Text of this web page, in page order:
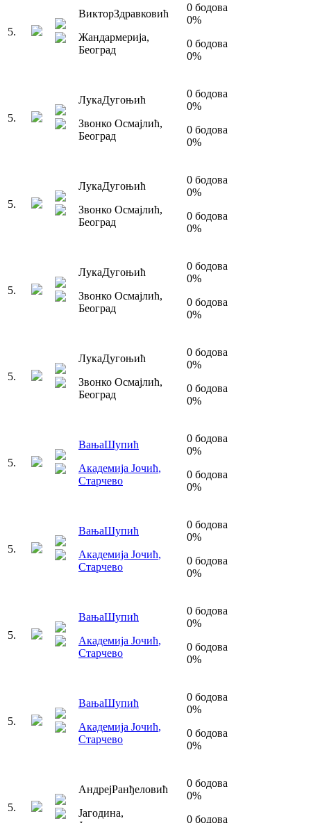
5.
ВикторЗдравковић
Жандармерија,
Београд
0 бодова
0%
0 бодова
0%
5.
ЛукаДугоњић
Звонко Осмајлић,
Београд
0 бодова
0%
0 бодова
0%
5.
ЛукаДугоњић
Звонко Осмајлић,
Београд
0 бодова
0%
0 бодова
0%
5.
ЛукаДугоњић
Звонко Осмајлић,
Београд
0 бодова
0%
0 бодова
0%
5.
ЛукаДугоњић
Звонко Осмајлић,
Београд
0 бодова
0%
0 бодова
0%
5.
ВањаШупић
Академија Јочић,
Старчево
0 бодова
0%
0 бодова
0%
5.
ВањаШупић
Академија Јочић,
Старчево
0 бодова
0%
0 бодова
0%
5.
ВањаШупић
Академија Јочић,
Старчево
0 бодова
0%
0 бодова
0%
5.
ВањаШупић
Академија Јочић,
Старчево
0 бодова
0%
0 бодова
0%
5.
АндрејРанђеловић
Јагодина,
0 бодова
0%
0 бодова